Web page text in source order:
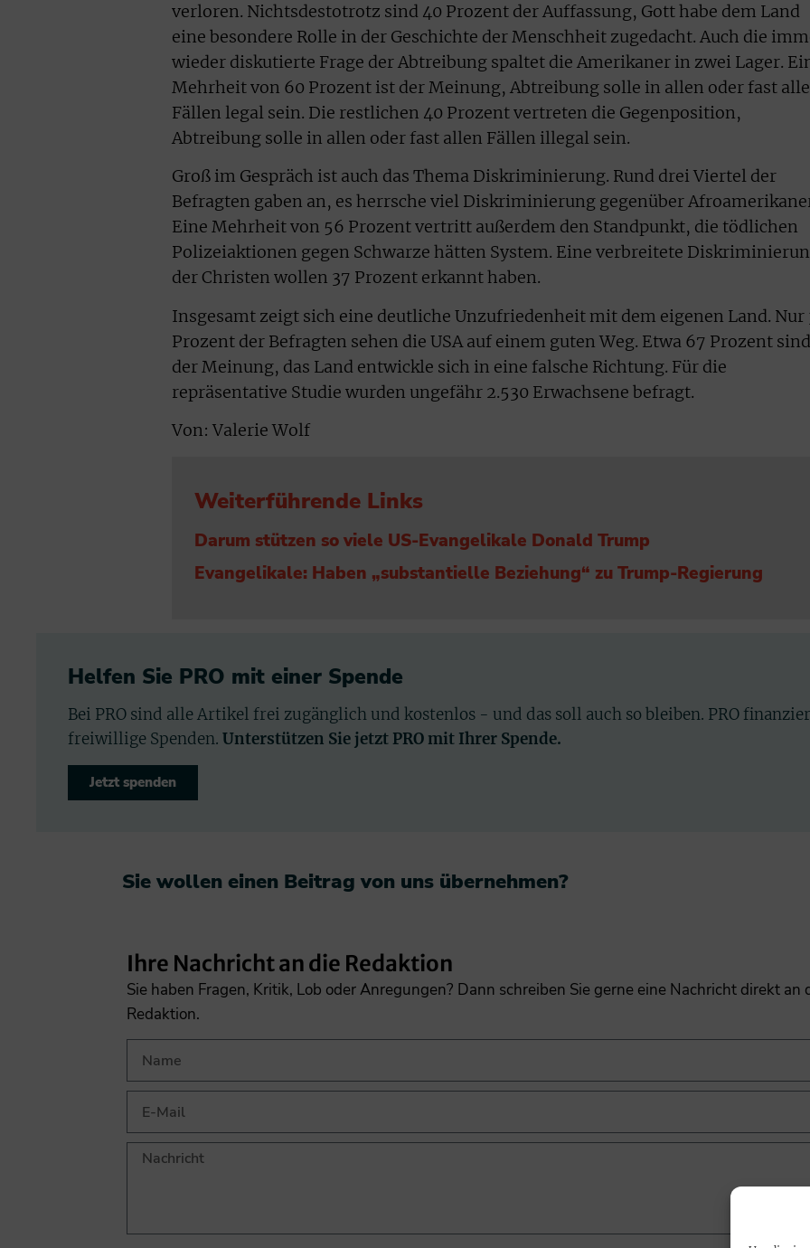
verloren. Nichtsdestotrotz sind 40 Prozent der Auffassung, Gott habe dem Land
eine besondere Rolle in der Geschichte der Menschheit zugedacht. Auch die
wieder diskutierte Frage der Abtreibung spaltet die Amerikaner in zwei Lager.
Mehrheit von 60 Prozent ist der Meinung, Abtreibung solle in allen oder fast
Fällen legal sein. Die restlichen 40 Prozent vertreten die Gegenposition,
Abtreibung solle in allen oder fast allen Fällen illegal sein.
Groß im Gespräch ist auch das Thema Diskriminierung. Rund drei Viertel der
Befragten gaben an, es herrsche viel Diskriminierung gegenüber
Eine Mehrheit von 56 Prozent vertritt außerdem den Standpunkt, die tödlichen
Polizeiaktionen gegen Schwarze hätten System. Eine verbreitete
der Christen wollen 37 Prozent erkannt haben.
Insgesamt zeigt sich eine deutliche Unzufriedenheit mit dem eigenen Land. Nur
Prozent der Befragten sehen die USA auf einem guten Weg. Etwa 67 Prozent sind
der Meinung, das Land entwickle sich in eine falsche Richtung. Für die
repräsentative Studie wurden ungefähr 2.530 Erwachsene befragt.
Von: Valerie Wolf
Weiterführende Links
Darum stützen so viele US-Evangelikale Donald Trump
Evangelikale: Haben „substantielle Beziehung“ zu Trump-Regierung
Helfen Sie PRO mit einer Spende
Bei PRO sind alle Artikel frei zugänglich und kostenlos - und das soll auch so bleiben. PRO
freiwillige Spenden. Unterstützen Sie jetzt PRO mit Ihrer Spende.
Jetzt spenden
Sie wollen einen Beitrag von uns übernehmen?​
Ihre Nachricht an die Redaktion
Sie haben Fragen, Kritik, Lob oder Anregungen? Dann schreiben Sie gerne eine Nachricht direkt an
Redaktion.